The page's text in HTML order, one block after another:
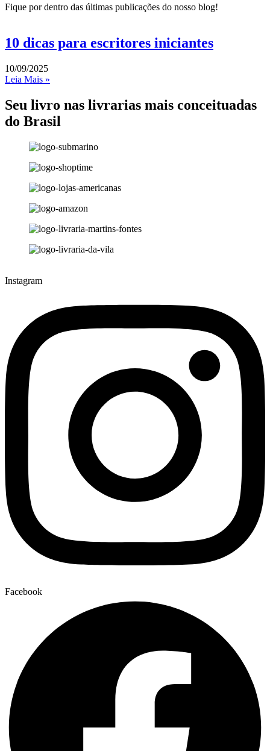
Fique por dentro das últimas publicações do nosso blog!
10 dicas para escritores iniciantes
10/09/2025
Leia Mais »
Seu livro nas livrarias mais conceituadas
do Brasil
Instagram
Facebook